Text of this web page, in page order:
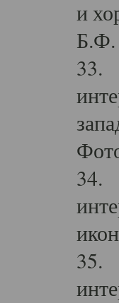
и
Б.Ф.
33.
34.
35.